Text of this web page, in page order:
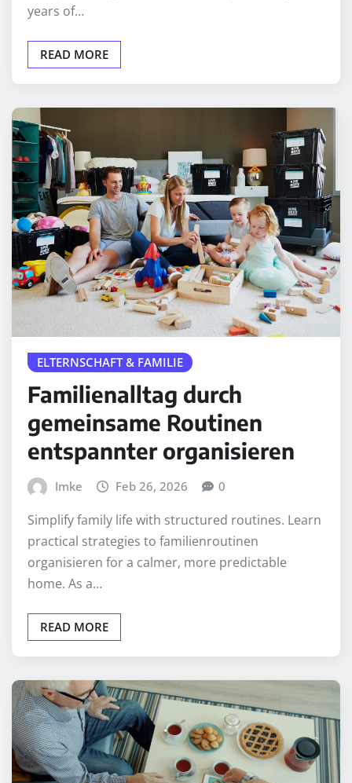
years of…
READ MORE
ELTERNSCHAFT & FAMILIE
Familienalltag durch
gemeinsame Routinen
entspannter organisieren
Imke Feb 26, 2026 0
Simplify family life with structured routines. Learn
practical strategies to familienroutinen
organisieren for a calmer, more predictable
home. As a…
READ MORE